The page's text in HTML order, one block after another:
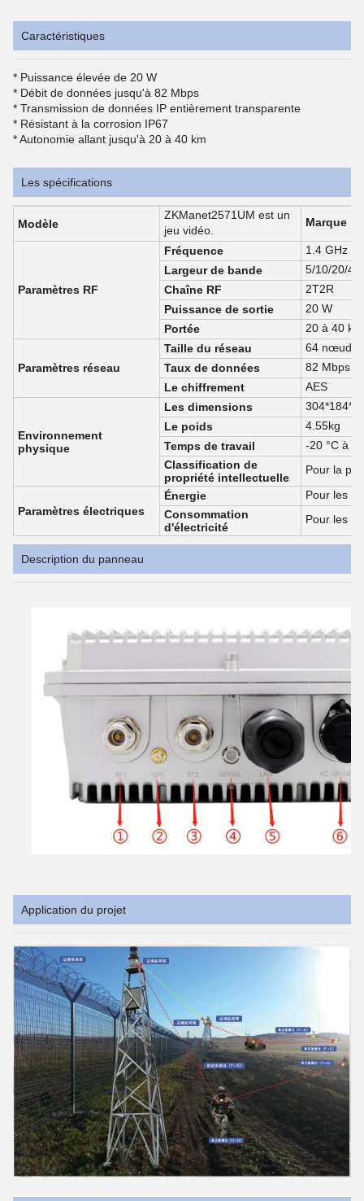
Caractéristiques
* Puissance élevée de 20 W
* Débit de données jusqu'à 82 Mbps
* Transmission de données IP entièrement transparente
* Résistant à la corrosion IP67
* Autonomie allant jusqu'à 20 à 40 km
Les spécifications
Modèle
ZKManet2571UM est un
jeu vidéo.
Marque
Paramètres RF
Fréquence
1.4 GHz
Largeur de bande
5/10/20/40
Chaîne RF
2T2R
Puissance de sortie
20 W
Portée
20 à 40 km
Paramètres réseau
Taille du réseau
64 nœuds
Taux de données
82 Mbps
Le chiffrement
AES
Environnement
physique
Les dimensions
Le poids
4.55kg
Temps de travail
-20 °C à +
Classification de
propriété intellectuelle
Pour la
Paramètres électriques
Énergie
Pour les
Consommation
d'électricité
Pour les
Description du panneau
Application du projet